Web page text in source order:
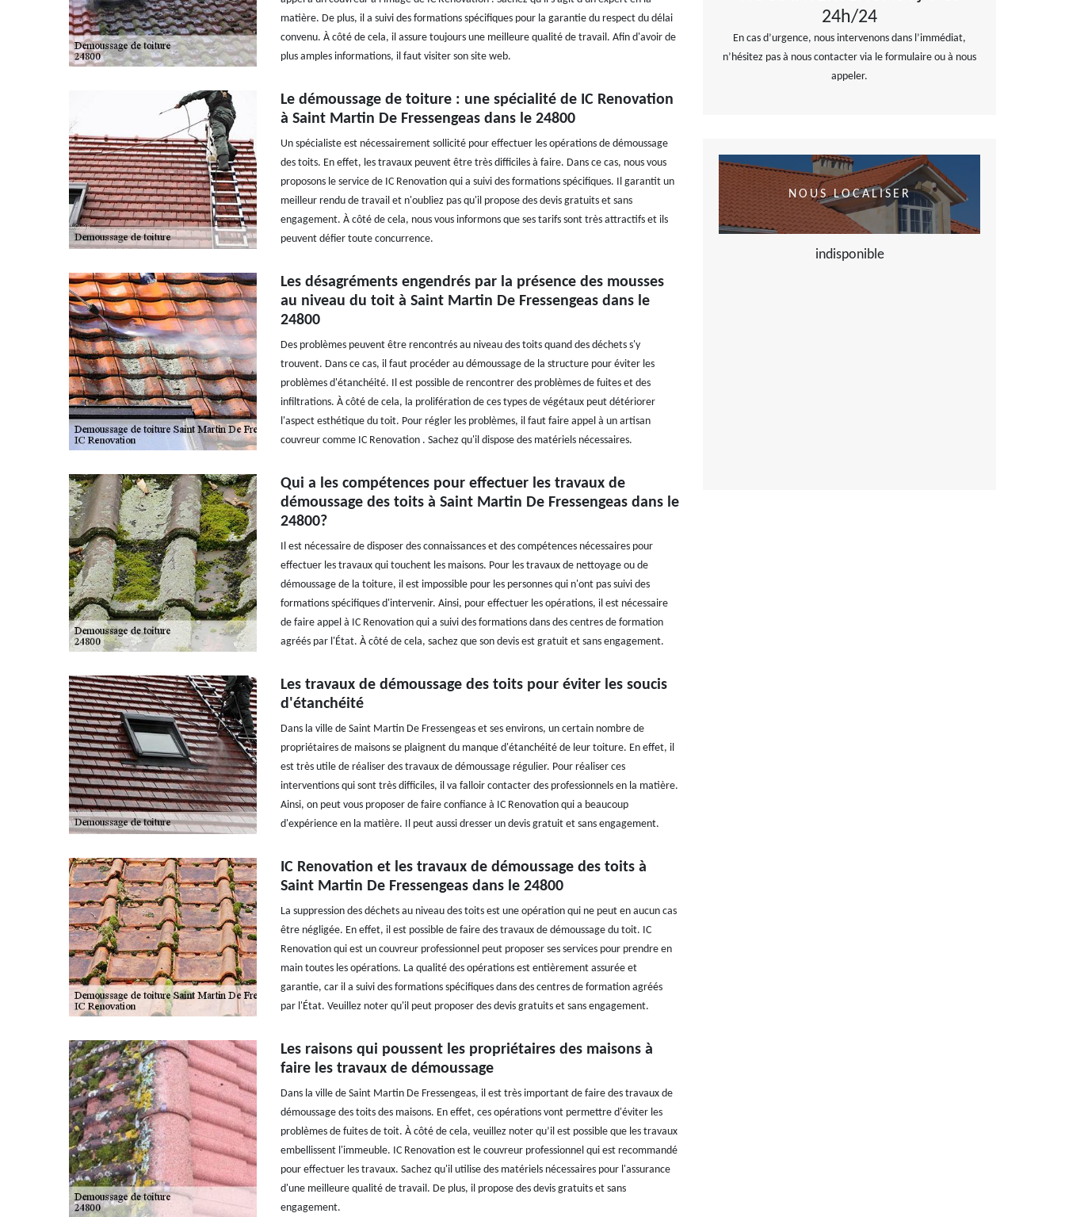
matière. De plus, il a suivi des formations spécifiques pour la garantie du respect du délai
convenu. À côté de cela, il assure toujours une meilleure qualité de travail. Afin d'avoir de
plus amples informations, il faut visiter son site web.
Le démoussage de toiture : une spécialité de IC Renovation
à Saint Martin De Fressengeas dans le 24800
Un spécialiste est nécessairement sollicité pour effectuer les opérations de démoussage
des toits. En effet, les travaux peuvent être très difficiles à faire. Dans ce cas, nous vous
proposons le service de IC Renovation qui a suivi des formations spécifiques. Il garantit un
meilleur rendu de travail et n'oubliez pas qu'il propose des devis gratuits et sans
engagement. À côté de cela, nous vous informons que ses tarifs sont très attractifs et ils
peuvent défier toute concurrence.
Les désagréments engendrés par la présence des mousses
au niveau du toit à Saint Martin De Fressengeas dans le
24800
Des problèmes peuvent être rencontrés au niveau des toits quand des déchets s'y
trouvent. Dans ce cas, il faut procéder au démoussage de la structure pour éviter les
problèmes d'étanchéité. Il est possible de rencontrer des problèmes de fuites et des
infiltrations. À côté de cela, la prolifération de ces types de végétaux peut détériorer
l'aspect esthétique du toit. Pour régler les problèmes, il faut faire appel à un artisan
couvreur comme IC Renovation . Sachez qu'il dispose des matériels nécessaires.
Qui a les compétences pour effectuer les travaux de
démoussage des toits à Saint Martin De Fressengeas dans le
24800?
Il est nécessaire de disposer des connaissances et des compétences nécessaires pour
effectuer les travaux qui touchent les maisons. Pour les travaux de nettoyage ou de
démoussage de la toiture, il est impossible pour les personnes qui n'ont pas suivi des
formations spécifiques d'intervenir. Ainsi, pour effectuer les opérations, il est nécessaire
de faire appel à IC Renovation qui a suivi des formations dans des centres de formation
agréés par l'État. À côté de cela, sachez que son devis est gratuit et sans engagement.
Les travaux de démoussage des toits pour éviter les soucis
d'étanchéité
Dans la ville de Saint Martin De Fressengeas et ses environs, un certain nombre de
propriétaires de maisons se plaignent du manque d'étanchéité de leur toiture. En effet, il
est très utile de réaliser des travaux de démoussage régulier. Pour réaliser ces
interventions qui sont très difficiles, il va falloir contacter des professionnels en la matière.
Ainsi, on peut vous proposer de faire confiance à IC Renovation qui a beaucoup
d'expérience en la matière. Il peut aussi dresser un devis gratuit et sans engagement.
IC Renovation et les travaux de démoussage des toits à
Saint Martin De Fressengeas dans le 24800
La suppression des déchets au niveau des toits est une opération qui ne peut en aucun cas
être négligée. En effet, il est possible de faire des travaux de démoussage du toit. IC
Renovation qui est un couvreur professionnel peut proposer ses services pour prendre en
main toutes les opérations. La qualité des opérations est entièrement assurée et
garantie, car il a suivi des formations spécifiques dans des centres de formation agréés
par l'État. Veuillez noter qu'il peut proposer des devis gratuits et sans engagement.
Les raisons qui poussent les propriétaires des maisons à
faire les travaux de démoussage
Dans la ville de Saint Martin De Fressengeas, il est très important de faire des travaux de
démoussage des toits des maisons. En effet, ces opérations vont permettre d'éviter les
problèmes de fuites de toit. À côté de cela, veuillez noter qu’il est possible que les travaux
embellissent l'immeuble. IC Renovation est le couvreur professionnel qui est recommandé
pour effectuer les travaux. Sachez qu'il utilise des matériels nécessaires pour l'assurance
d'une meilleure qualité de travail. De plus, il propose des devis gratuits et sans
engagement.
24h/24
En cas d’urgence, nous intervenons dans l’immédiat,
n’hésitez pas à nous contacter via le formulaire ou à nous
appeler.
NOUS LOCALISER
indisponible